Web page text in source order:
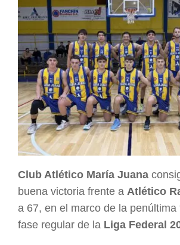
Club Atlético María Juana
buena victoria frente a Atlético
a 67, en el marco de la penúltima
fase regular de la Liga Federal